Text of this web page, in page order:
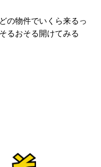
の物件でいくら来るっ
るおそる開けてみる